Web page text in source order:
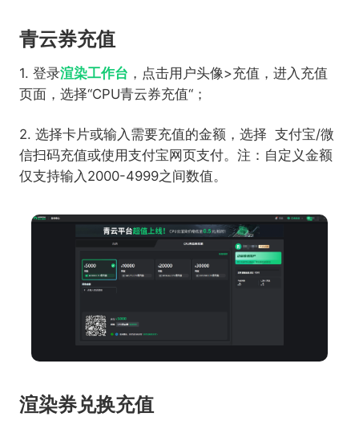
青云券充值
1. 登录渲染工作台 ，点击用户头像>充值，进入充值
页面，选择“CPU青云券充值“；
2. 选择卡片或输入需要充值的金额，选择 支付宝/微
信扫码充值或使用支付宝网页支付。注：自定义金额
仅支持输入2000-4999之间数值。
渲染券兑换充值